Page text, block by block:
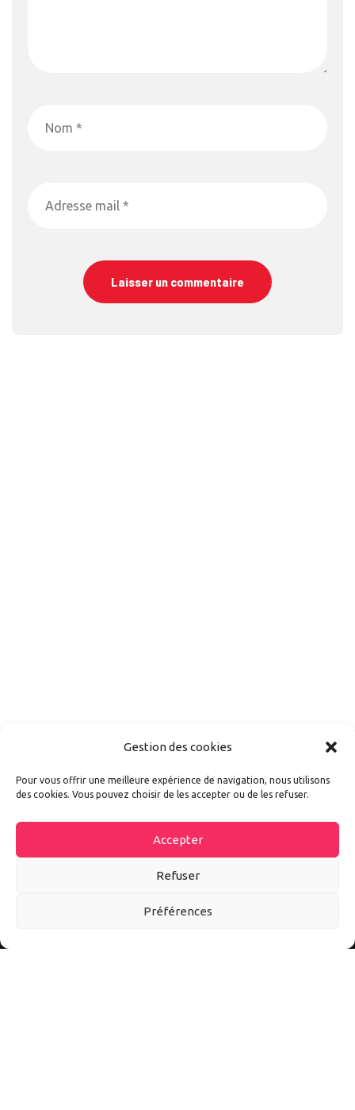
Gestion des cookies
Pour vous offrir une meilleure expérience de navigation, nous utilisons
des cookies. Vous pouvez choisir de les accepter ou de les refuser.
Accepter
Refuser
Préférences